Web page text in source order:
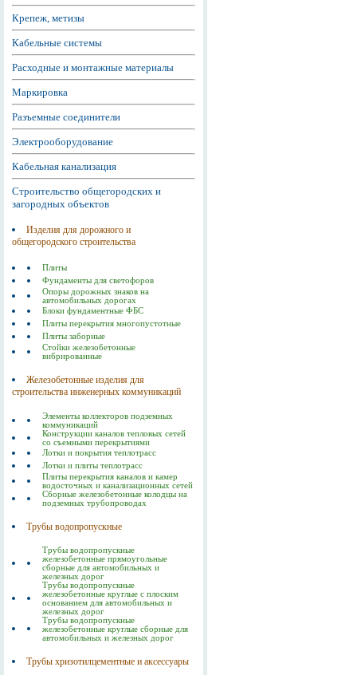
Крепеж, метизы
Кабельные системы
Расходные и монтажные материалы
Маркировка
Разъемные соединители
Электрооборудование
Кабельная канализация
Строительство общегородских и
загородных объектов
Изделия для дорожного и
общегородского строительства
Плиты
Фундаменты для светофоров
Опоры дорожных знаков на
автомобильных дорогах
Блоки фундаментные ФБС
Плиты перекрытия многопустотные
Плиты заборные
Стойки железобетонные
вибрированные
Железобетонные изделия для
строительства инженерных коммуникаций
Элементы коллекторов подземных
коммуникаций
Конструкции каналов тепловых сетей
со съемными перекрытиями
Лотки и покрытия теплотрасс
Лотки и плиты теплотрасс
Плиты перекрытия каналов и камер
водосточных и канализационных сетей
Сборные железобетонные колодцы на
подземных трубопроводах
Трубы водопропускные
Трубы водопропускные
железобетонные прямоугольные
сборные для автомобильных и
железных дорог
Трубы водопропускные
железобетонные круглые с плоским
основанием для автомобильных и
железных дорог
Трубы водопропускные
железобетонные круглые сборные для
автомобильных и железных дорог
Трубы хризотилцементные и аксессуары